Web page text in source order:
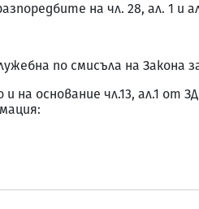
на чл. 28, ал. 1
по смисъла на
и на основание чл.13, ал.1